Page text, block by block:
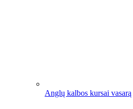
Anglų kalbos kursai vasarą